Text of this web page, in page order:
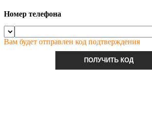
Номер телефона
Вам будет отправлен код подтверждения
ПОЛУЧИТЬ КОД